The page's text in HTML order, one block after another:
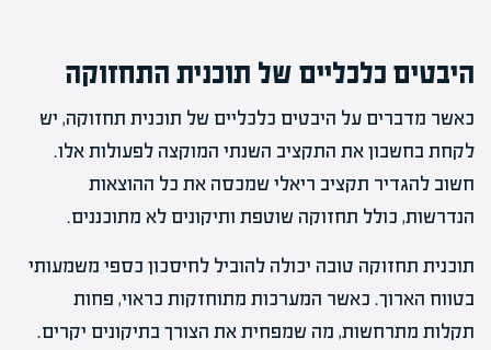
היבטים כלכליים של תוכנית התחזוקה
כאשר מדברים על היבטים כלכליים של תוכנית תחזוקה, יש
לקחת בחשבון את התקציב השנתי המוקצה לפעולות אלו.
חשוב להגדיר תקציב ריאלי שמכסה את כל ההוצאות
הנדרשות, כולל תחזוקה שוטפת ותיקונים לא מתוכננים.
תוכנית תחזוקה טובה יכולה להוביל לחיסכון כספי משמעותי
בטווח הארוך. כאשר המערכות מתוחזקות כראוי, פחות
תקלות מתרחשות, מה שמפחית את הצורך בתיקונים יקרים.